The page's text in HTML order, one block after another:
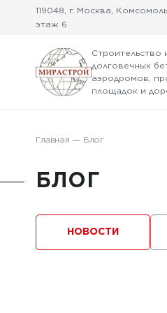
119048, г. Москва,
этаж 6
Строительство
долговечных
аэродромов,
площадок и
Главная Блог
БЛОГ
НОВОСТИ